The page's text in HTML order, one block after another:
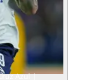
Azul |